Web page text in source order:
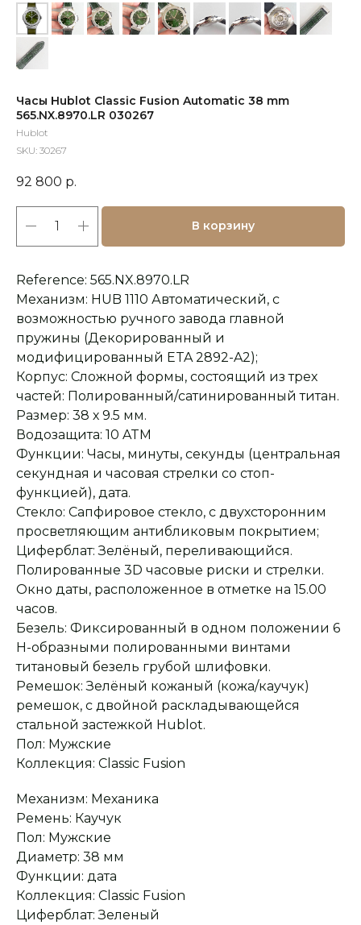
Часы Hublot Classic Fusion Automatic 38 mm
565.NX.8970.LR 030267
Hublot
SKU: 30267
92 800 р.
В корзину
Reference: 565.NX.8970.LR
Механизм: HUB 1110 Автоматический, с
возможностью ручного завода главной
пружины (Декорированный и
модифицированный ETA 2892-A2);
Корпус: Cложной формы, состоящий из трех
частей: Полированный/сатинированный титан.
Размер: 38 х 9.5 мм.
Водозащита: 10 ATM
Функции: Часы, минуты, секунды (центральная
секундная и часовая стрелки со стоп-
функцией), дата.
Стекло: Сапфировое стекло, с двухсторонним
просветляющим антибликовым покрытием;
Циферблат: Зелёный, переливающийся.
Полированные 3D часовые риски и стрелки.
Окно даты, расположенное в отметке на 15.00
часов.
Безель: Фиксированный в одном положении 6
Н-образными полированными винтами
титановый безель грубой шлифовки.
Ремешок: Зелёный кожаный (кожа/каучук)
ремешок, с двойной раскладывающейся
стальной застежкой Hublot.
Пол: Мужские
Коллекция: Classic Fusion
Механизм: Механика
Ремень: Каучук
Пол: Мужские
Диаметр: 38 мм
Функции: дата
Коллекция: Classic Fusion
Циферблат: Зеленый
Оплата при получении
Заказ опласивается
осмотра товара
Подробная
консультация
Ответим на все вопросы
Сервисное
обслуживание
На все товары
распространяется
обязательства